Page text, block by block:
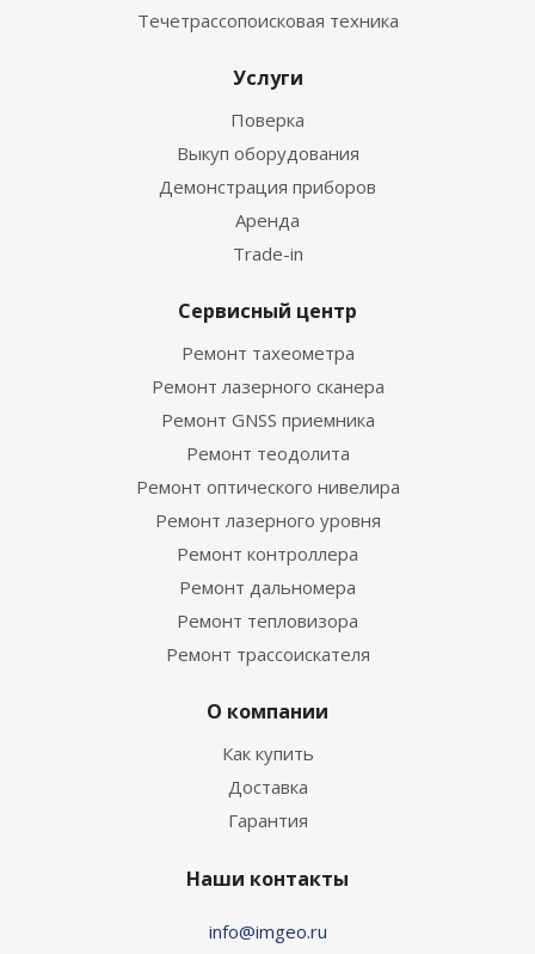
Течетрассопоисковая техника
Услуги
Поверка
Выкуп оборудования
Демонстрация приборов
Аренда
Trade-in
Сервисный центр
Ремонт тахеометра
Ремонт лазерного сканера
Ремонт GNSS приемника
Ремонт теодолита
Ремонт оптического нивелира
Ремонт лазерного уровня
Ремонт контроллера
Ремонт дальномера
Ремонт тепловизора
Ремонт трассоискателя
О компании
Как купить
Доставка
Гарантия
Наши контакты
info@imgeo.ru